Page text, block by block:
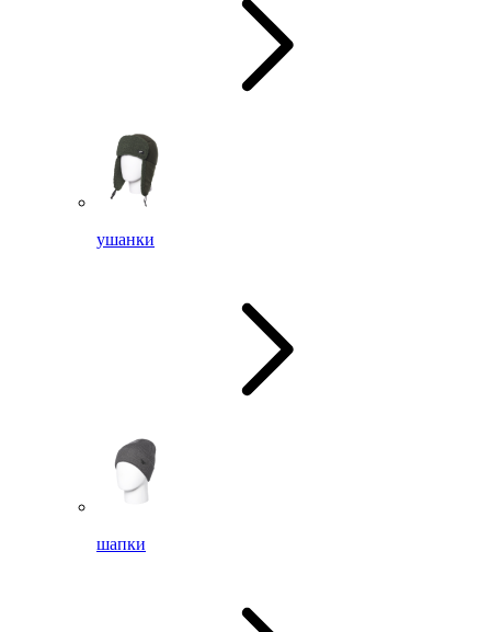
ушанки
шапки